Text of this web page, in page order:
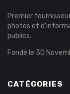
Premier
photos et
publics.
Fondé le 30
CATÉGORIES